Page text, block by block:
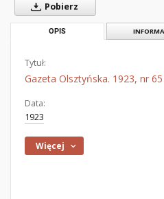
Pobierz
OPIS
Tytuł:
Gazeta Olsztyńska. 1923, nr 65
Data:
1923
Więcej